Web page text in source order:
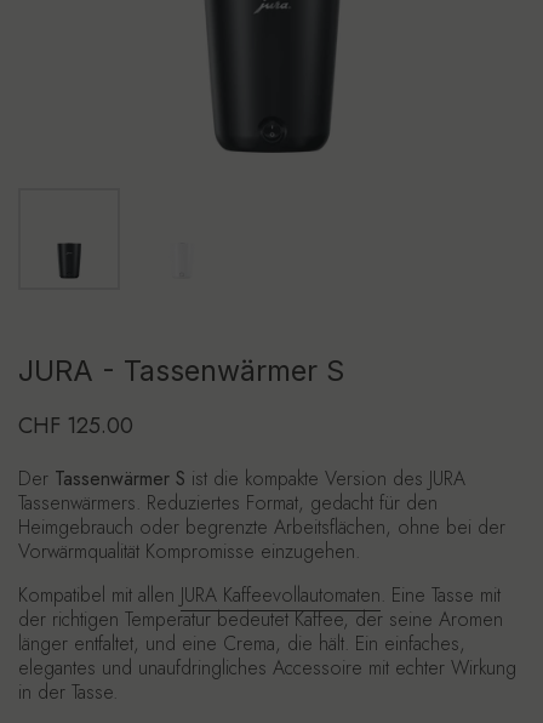
JURA - Tassenwärmer S
Regulärer Preis
CHF 125.00
Der Tassenwärmer S ist die kompakte Version des JURA
Tassenwärmers. Reduziertes Format, gedacht für den
Heimgebrauch oder begrenzte Arbeitsflächen, ohne bei der
Vorwärmqualität Kompromisse einzugehen.
Kompatibel mit allen JURA Kaffeevollautomaten. Eine Tasse mit
der richtigen Temperatur bedeutet Kaffee, der seine Aromen
länger entfaltet, und eine Crema, die hält. Ein einfaches,
elegantes und unaufdringliches Accessoire mit echter Wirkung
in der Tasse.